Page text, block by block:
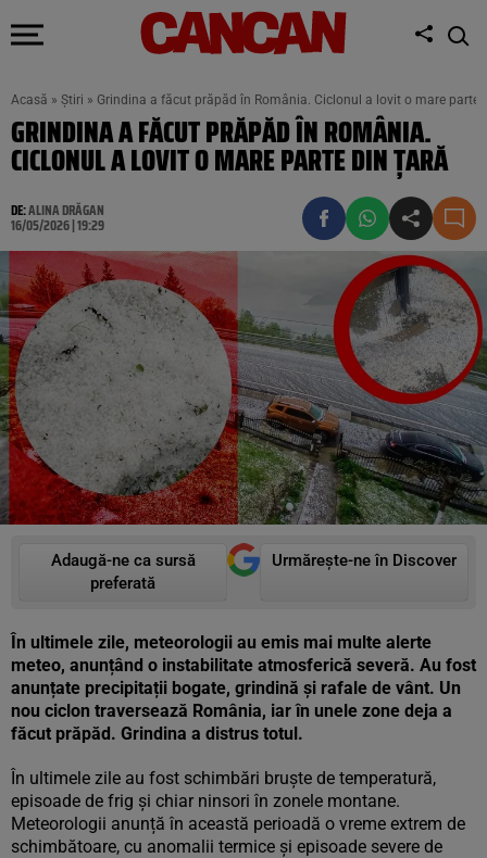
Acasă » Știri » Grindina a făcut prăpăd în România. Ciclonul a lovit o mare parte
GRINDINA A FĂCUT PRĂPĂD ÎN ROMÂNIA.
CICLONUL A LOVIT O MARE PARTE DIN ȚARĂ
DE:ALINA DRĂGAN
16/05/2026 | 19:29
Adaugă-ne ca sursă
preferată
Urmărește-ne în Discover
În ultimele zile, meteorologii au emis mai multe alerte
meteo, anunțând o instabilitate atmosferică severă. Au fost
anunțate precipitații bogate, grindină și rafale de vânt. Un
nou ciclon traversează România, iar în unele zone deja a
făcut prăpăd. Grindina a distrus totul.
În ultimele zile au fost schimbări bruște de temperatură,
episoade de frig și chiar ninsori în zonele montane.
Meteorologii anunță în această perioadă o vreme extrem de
schimbătoare, cu anomalii termice și episoade severe de